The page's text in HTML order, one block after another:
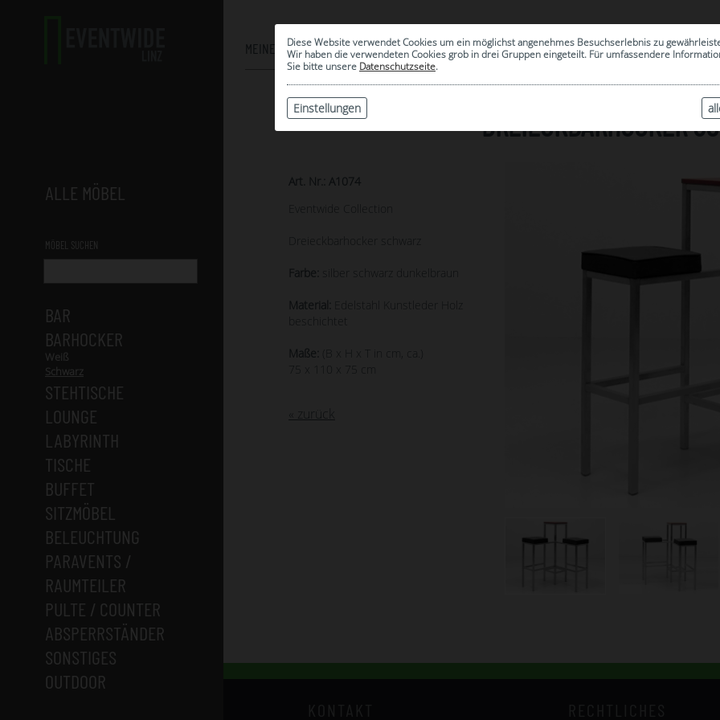
Diese Website verwendet Cookies um ein möglichst angenehmes Besuchserlebnis zu
Wir haben die verwendeten Cookies grob in drei Gruppen eingeteilt. Für umfassendere
Sie bitte unsere Datenschutzseite.
Einstellungen
ALLE MÖBEL
MÖBEL SUCHEN
BAR
BARHOCKER
Weiß
Schwarz
STEHTISCHE
LOUNGE
LABYRINTH
TISCHE
BUFFET
SITZMÖBEL
BELEUCHTUNG
PARAVENTS /
RAUMTEILER
PULTE / COUNTER
ABSPERRSTÄNDER
SONSTIGES
OUTDOOR
MEINE AUSWAHL
0
| ARCHIV
DREIECKBARHOCKER
Art. Nr.: A1074
Eventwide Collection
Dreieckbarhocker schwarz
Farbe: silber schwarz dunkelbraun
Material:
Edelstahl Kunstleder Holz
Maße:
(B x H x T in cm, ca.)
« zurück